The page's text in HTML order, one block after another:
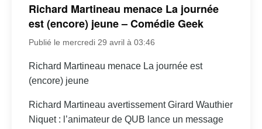
Richard Martineau menace La journée
est (encore) jeune – Comédie Geek
Publié le mercredi 29 avril à 03:46
Richard Martineau menace La journée est
(encore) jeune
Richard Martineau avertissement Girard Wauthier
Niquet : l’animateur de QUB lance un message